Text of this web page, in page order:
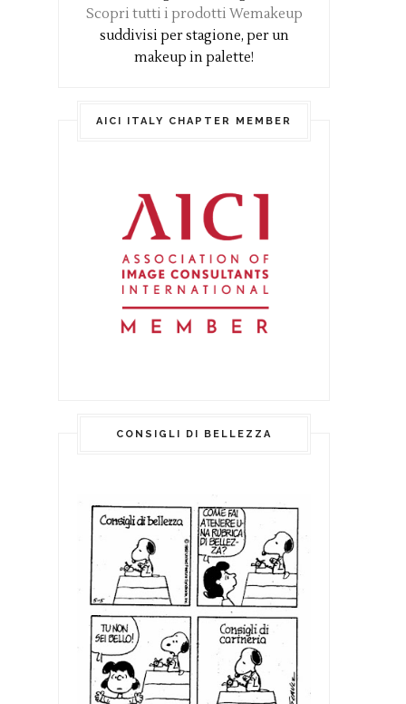
Scopri tutti i prodotti Wemakeup
suddivisi per stagione, per un
makeup in palette!
AICI ITALY CHAPTER MEMBER
CONSIGLI DI BELLEZZA